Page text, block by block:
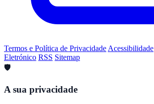
Termos e Política de Privacidade Acessibilidade
Eletrónico RSS Sitemap
🛡️
A sua privacidade